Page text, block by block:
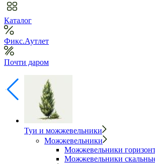
Каталог
Фикс.Аутлет
Почти даром
Туи и можжевельники
Можжевельники
Можжевельники
Можжевельники